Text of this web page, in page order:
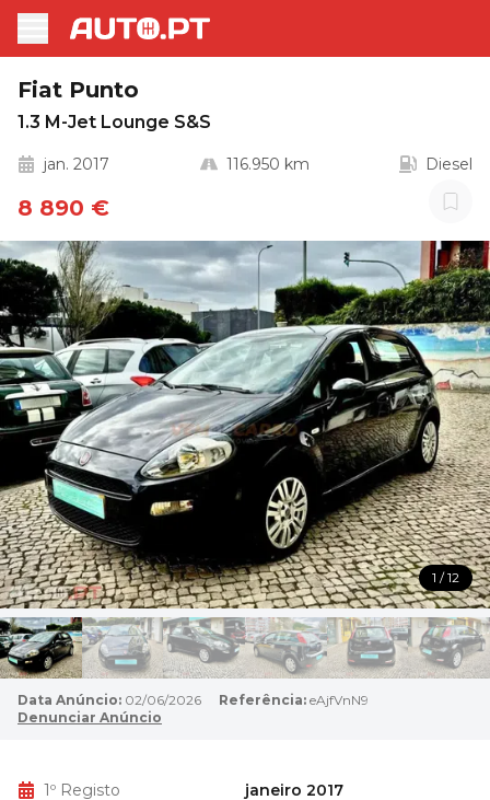
Fiat Punto
1.3 M-Jet Lounge S&S
jan. 2017 116.950 km Diesel
8 890 €
1 / 12
Data Anúncio: 02/06/2026 Referência: eAjfVnN9
Denunciar Anúncio
1º Registo janeiro 2017